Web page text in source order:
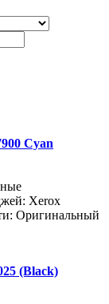
Cyan
Xerox
Оригинальный
(Black)